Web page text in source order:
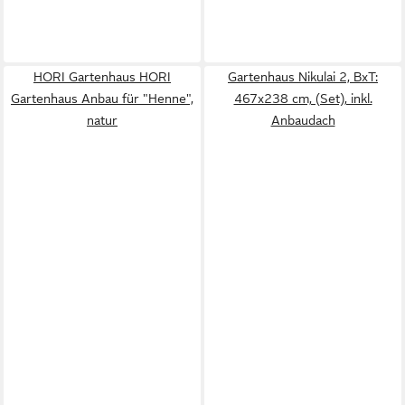
HORI Gartenhaus HORI
Gartenhaus Anbau für "Henne",
natur
Gartenhaus Nikulai 2, BxT:
467x238 cm, (Set), inkl.
Anbaudach